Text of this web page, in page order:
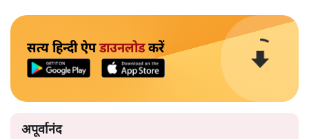
सत्य हिन्दी ऐपडाउनलोडकरें
अपूर्वानंद